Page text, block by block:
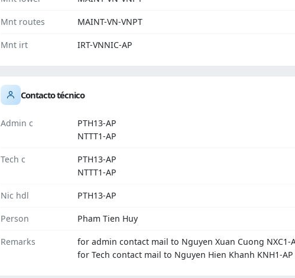
Mnt routes MAINT-VN-VNPT
Mnt irt IRT-VNNIC-AP
Contacto técnico
Admin c
PTH13-AP
NTTT1-AP
Tech c
PTH13-AP
NTTT1-AP
Nic hdl PTH13-AP
Person Pham Tien Huy
Remarks
for admin contact mail to Nguyen Xuan Cuong NXC1-
for Tech contact mail to Nguyen Hien Khanh KNH1-AP